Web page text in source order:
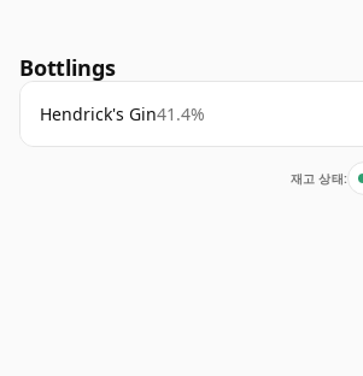
Bottlings
Hendrick's Gin41.4%
재고 상태: